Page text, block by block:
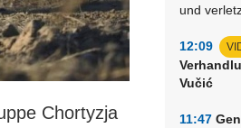
und
12:09
Vučić
11:47
Chortyzja